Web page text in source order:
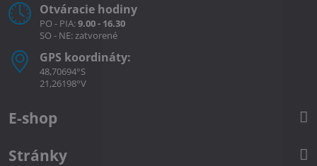
Otváracie hodiny
PO - PIA:9.00 - 16.30
SO - NE: zatvorené
GPS koordináty:
48,70694°S
21,26198°V
E-shop
Stránky